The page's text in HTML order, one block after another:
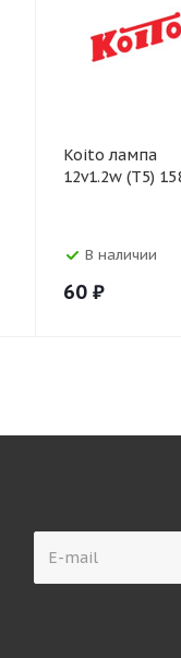
Koito лампа
12v1.2w (T5)
В наличии
60 ₽